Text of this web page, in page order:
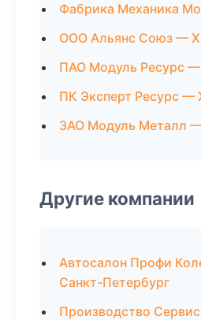
Фабрика Механика
ООО Альянс Союз —
ПАО Модуль Ресурс —
ПК Эксперт Ресурс —
ЗАО Модуль Металл
Другие компании
Автосалон Профи
Санкт-Петербург
Производство